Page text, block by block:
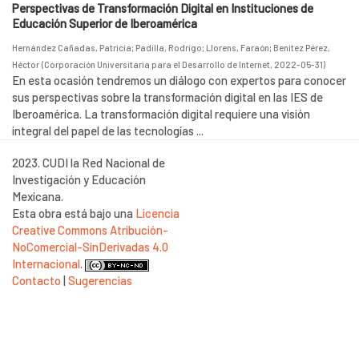
Perspectivas de Transformación Digital en Instituciones de
Educación Superior de Iberoamérica
Hernández Cañadas, Patricia; Padilla, Rodrigo; Llorens, Faraón; Benítez Pérez,
Héctor (Corporación Universitaria para el Desarrollo de Internet, 2022-05-31)
En esta ocasión tendremos un diálogo con expertos para conocer
sus perspectivas sobre la transformación digital en las IES de
Iberoamérica. La transformación digital requiere una visión
integral del papel de las tecnologías ...
2023. CUDI la Red Nacional de
Investigación y Educación
Mexicana.
Esta obra está bajo una Licencia
Creative Commons Atribución-
NoComercial-SinDerivadas 4.0
Internacional.
Contacto |Sugerencias